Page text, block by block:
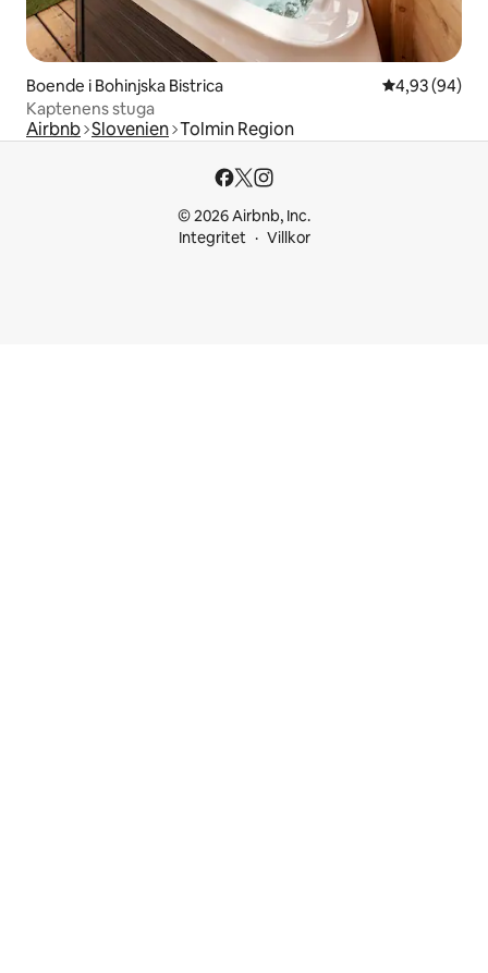
Boende i Bohinjska Bistrica 4,93 av 5 i
4,93 (94)
Kaptenens stuga
Airbnb Slovenien Tolmin Region
© 2026 Airbnb, Inc.
Integritet
Villkor